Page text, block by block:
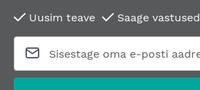
Uusim teave Saage vastused